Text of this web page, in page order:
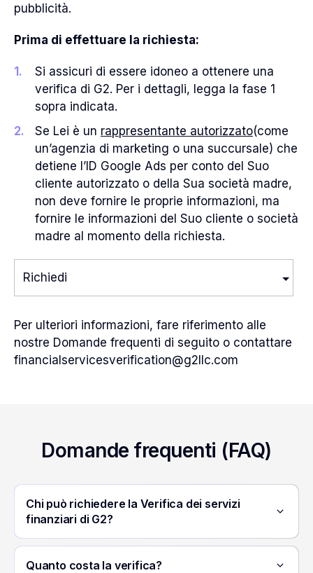
pubblicità.
Prima di effettuare la richiesta:
Si assicuri di essere idoneo a ottenere una
verifica di G2. Per i dettagli, legga la fase 1
sopra indicata.
Se Lei è un rappresentante autorizzato(come
un’agenzia di marketing o una succursale) che
detiene l’ID Google Ads per conto del Suo
cliente autorizzato o della Sua società madre,
non deve fornire le proprie informazioni, ma
fornire le informazioni del Suo cliente o società
madre al momento della richiesta.
Richiedi
India –
India –
India – Tamil
India –
Australia –
Per ulteriori informazioni, fare riferimento alle
nostre Domande frequenti di seguito o contattare
financialservicesverification@g2llc.com
Domande frequenti (FAQ)
Chi può richiedere la Verifica dei servizi
finanziari di G2?
Quanto costa la verifica?